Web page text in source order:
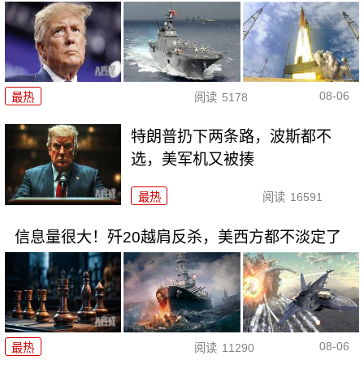
最热 阅读 5178 08-06
特朗普扔下两条路，波斯都不
选，美军机又被揍
最热 阅读 16591
信息量很大！歼20越肩反杀，美西方都不淡定了
最热 阅读 11290 08-06